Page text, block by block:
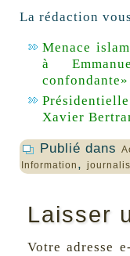
La rédaction
Menace
à
confondante»
Xavier
Publié dans
Information ,
Laisser
Votre adresse